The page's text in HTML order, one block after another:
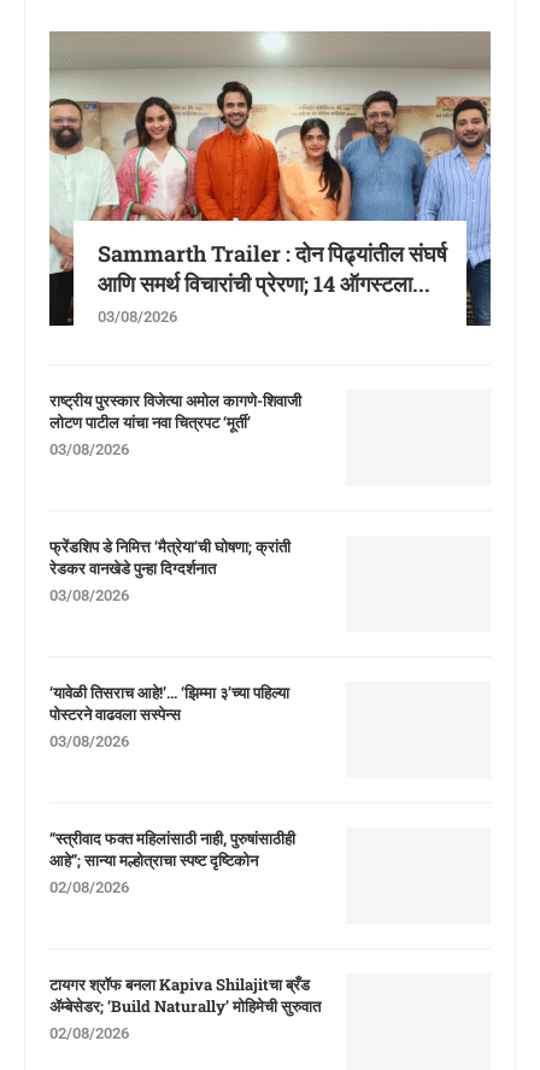
Sammarth Trailer : दोन पिढ्यांतील संघर्ष
आणि समर्थ विचारांची प्रेरणा; 14 ऑगस्टला...
03/08/2026
राष्ट्रीय पुरस्कार विजेत्या अमोल कागणे-शिवाजी
लोटण पाटील यांचा नवा चित्रपट ‘मूर्ती’
03/08/2026
फ्रेंडशिप डे निमित्त ‘मैत्रेया’ची घोषणा; क्रांती
रेडकर वानखेडे पुन्हा दिग्दर्शनात
03/08/2026
‘यावेळी तिसराच आहे!’… ‘झिम्मा ३’च्या पहिल्या
पोस्टरने वाढवला सस्पेन्स
03/08/2026
“स्त्रीवाद फक्त महिलांसाठी नाही, पुरुषांसाठीही
आहे”; सान्या मल्होत्राचा स्पष्ट दृष्टिकोन
02/08/2026
टायगर श्रॉफ बनला Kapiva Shilajitचा ब्रँड
ॲम्बेसेडर; ‘Build Naturally’ मोहिमेची सुरुवात
02/08/2026